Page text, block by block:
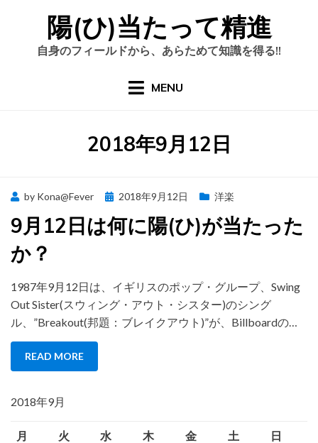
陽(ひ)当たって精進
自身のフィールドから、あらためて知識を得る!!
MENU
日
:
2018年9月12日
by Kona@Fever
Posted
2018年9月12日 洋楽
9月12日は何に陽(ひ)が当たった
か？
1987年9月12日は、イギリスのポップ・グループ、Swing
Out Sister(スウィング・アウト・シスター)のシング
ル、”Breakout(邦題：ブレイクアウト)”が、Billboardの…
READ MORE
2018年9月
月 火 水 木 金 土 日